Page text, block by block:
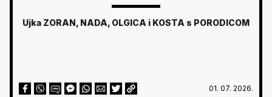
Ujka ZORAN, NADA, OLGICA i KOSTA s PORODICOM
01. 07. 2026.